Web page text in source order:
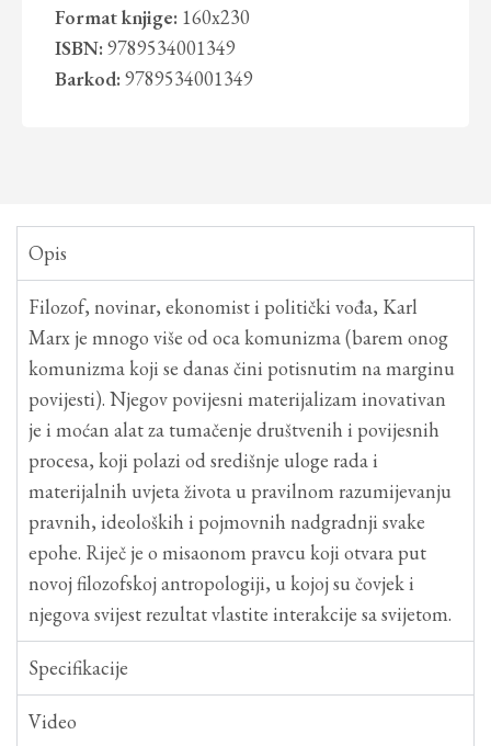
Format knjige: 160x230
ISBN: 9789534001349
Barkod: 9789534001349
Opis
Filozof, novinar, ekonomist i politički vođa, Karl
Marx je mnogo više od oca komunizma (barem onog
komunizma koji se danas čini potisnutim na marginu
povijesti). Njegov povijesni materijalizam inovativan
je i moćan alat za tumačenje društvenih i povijesnih
procesa, koji polazi od središnje uloge rada i
materijalnih uvjeta života u pravilnom razumijevanju
pravnih, ideoloških i pojmovnih nadgradnji svake
epohe. Riječ je o misaonom pravcu koji otvara put
novoj filozofskoj antropologiji, u kojoj su čovjek i
njegova svijest rezultat vlastite interakcije sa svijetom.
Specifikacije
Video